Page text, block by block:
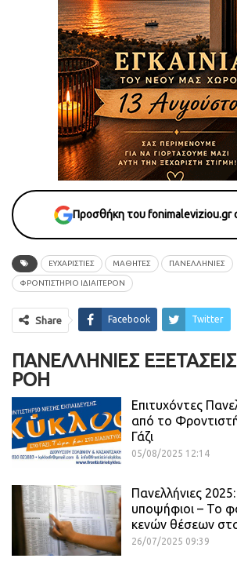
Προσθήκη του fonimaleviziou.gr
ΕΥΧΑΡΙΣΤΙΕΣ ΜΑΘΗΤΕΣ ΠΑΝΕΛΛΗΝΙΕΣ
ΦΡΟΝΤΙΣΤΗΡΙΟ ΙΔΙΑΙΤΕΡΟΝ
Share Facebook Twitter
ΠΑΝΕΛΛΉΝΙΕΣ
ΡΟΗ
Επιτυχόντες
από το
Γάζι
05/08/2025 12:14
Πανελλήνιες
υποψήφιοι – Το
κενών θέσεων
26/07/2025 09:39